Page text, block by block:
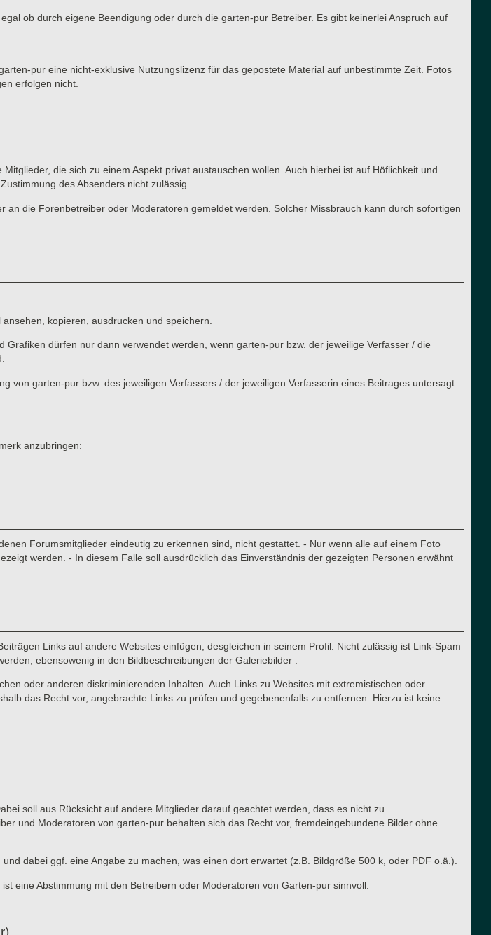
ob durch eigene Beendigung oder durch die garten-pur Betreiber. Es gibt keinerlei Anspruch auf
pur eine nicht-exklusive Nutzungslizenz für das gepostete Material auf unbestimmte Zeit. Fotos
erfolgen nicht.
die sich zu einem Aspekt privat austauschen wollen. Auch hierbei ist auf Höflichkeit und
des Absenders nicht zulässig.
die Forenbetreiber oder Moderatoren gemeldet werden. Solcher Missbrauch kann durch sofortigen
kopieren, ausdrucken und speichern.
dürfen nur dann verwendet werden, wenn garten-pur bzw. der jeweilige Verfasser / die
garten-pur bzw. des jeweiligen Verfassers / der jeweiligen Verfasserin eines Beitrages untersagt.
anzubringen:
Forumsmitglieder eindeutig zu erkennen sind, nicht gestattet. - Nur wenn alle auf einem Foto
werden. - In diesem Falle soll ausdrücklich das Einverständnis der gezeigten Personen erwähnt
Links auf andere Websites einfügen, desgleichen in seinem Profil. Nicht zulässig ist Link-Spam
ebensowenig in den Bildbeschreibungen der Galeriebilder .
oder anderen diskriminierenden Inhalten. Auch Links zu Websites mit extremistischen oder
das Recht vor, angebrachte Links zu prüfen und gegebenenfalls zu entfernen. Hierzu ist keine
soll aus Rücksicht auf andere Mitglieder darauf geachtet werden, dass es nicht zu
und Moderatoren von garten-pur behalten sich das Recht vor, fremdeingebundene Bilder ohne
dabei ggf. eine Angabe zu machen, was einen dort erwartet (z.B. Bildgröße 500 k, oder PDF o.ä.).
eine Abstimmung mit den Betreibern oder Moderatoren von Garten-pur sinnvoll.